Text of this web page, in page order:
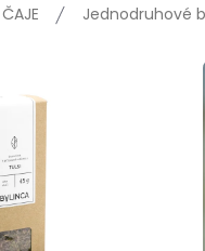
Jednodruhové